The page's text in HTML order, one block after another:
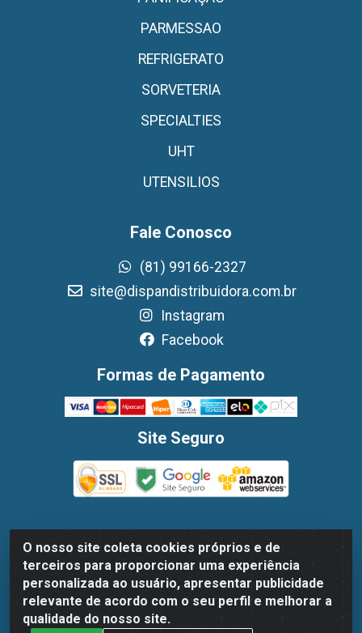
O nosso site coleta cookies próprios e de
terceiros para proporcionar uma experiência
personalizada ao usuário, apresentar publicidade
relevante de acordo com o seu perfil e melhorar a
qualidade do nosso site.
PARMESSAO
REFRIGERATO
SORVETERIA
SPECIALTIES
UHT
UTENSILIOS
Fale Conosco
(81) 99166-2327
site@dispandistribuidora.com.br
Instagram
Facebook
Formas de Pagamento
Site Seguro
Dispan Distribuidora de Alimentos LTDA - Avenida
Marechal Mascarenhas De Moraes, 1048- Imbiribeira,
Recife/PE - CEP 51.170-000 - CNPJ 30.779.584/0003-78